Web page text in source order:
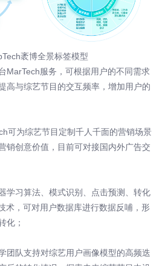
袤博全景标签模型
MarTech服务，可根据用户的不同需求
高与综艺节目的交互频率，增加用户的
可为综艺节目定制千人千面的营销场景
销创意价值，目前可对接国内外广告交
学习算法、模式识别、点击预测、转化
术，可对用户数据库进行数据反哺，形
化；
团队支持对综艺用户画像模型的高频迭